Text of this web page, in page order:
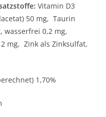
Vitamin D3
50 mg, Taurin
wasserfrei 0,2 mg,
mg, Zink als Zinksulfat,
1,70%